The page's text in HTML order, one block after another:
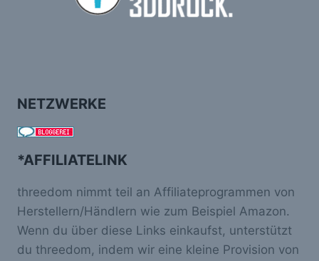
NETZWERKE
*AFFILIATELINK
threedom nimmt teil an Affiliateprogrammen von
Herstellern/Händlern wie zum Beispiel Amazon.
Wenn du über diese Links einkaufst, unterstützt
du threedom, indem wir eine kleine Provision von